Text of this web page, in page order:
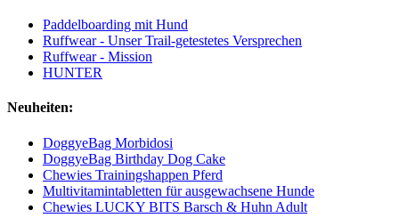
Paddelboarding mit Hund
Ruffwear - Unser Trail-getestetes Versprechen
Ruffwear - Mission
HUNTER
Neuheiten:
DoggyeBag Morbidosi
DoggyeBag Birthday Dog Cake
Chewies Trainingshappen Pferd
Multivitamintabletten für ausgewachsene Hunde
Chewies LUCKY BITS Barsch & Huhn Adult